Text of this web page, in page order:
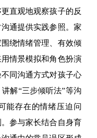
直观地观察孩子的反
通提供实践参照。家
绕情绪管理、有效倾
情景模拟和角色扮演
同沟通方式对孩子心
解“三步倾听法”等沟
能存在的情绪压迫问
参与家长结合自身育